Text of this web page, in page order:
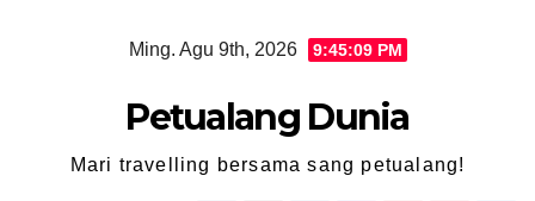
Ming. Agu 9th, 2026 9:45:10 PM
Petualang Dunia
Mari travelling bersama sang petualang!